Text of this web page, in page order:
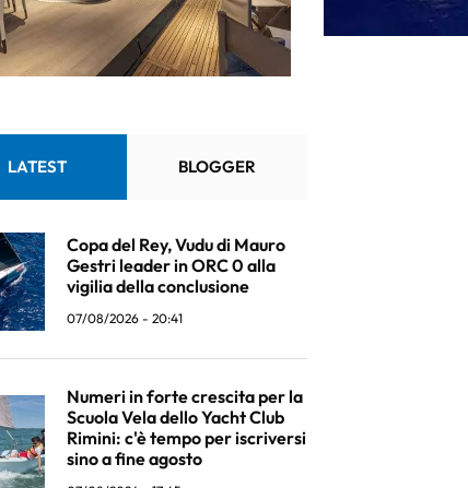
LATEST BLOGGER
Copa del Rey, Vudu di Mauro
Gestri leader in ORC 0 alla
vigilia della conclusione
07/08/2026 - 20:41
Numeri in forte crescita per la
Scuola Vela dello Yacht Club
Rimini: c'è tempo per iscriversi
sino a fine agosto